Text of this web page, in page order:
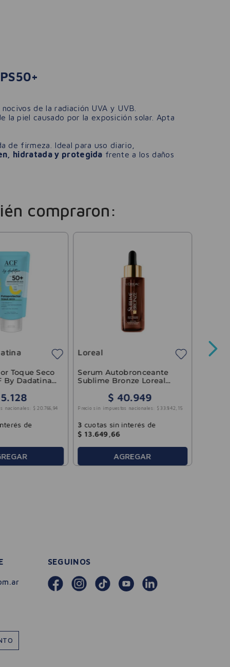
de la radiación UVA y UVB.
la piel causado por la exposición solar. Apta
de firmeza. Ideal para uso diario,
hidratada y protegida frente a los daños
compraron:
Toque Seco
By Dadatina
.128
nacionales: $ 20 .766, 94
de
Loreal
Serum Autobronceante
Sublime Bronze Loreal
$ 40.949
Precio sin impuestos nacionales: $ 33 .842 , 15
3 cuotas sin interés de
$ 13.649 ,66
AGREGAR
49
SEGUINOS